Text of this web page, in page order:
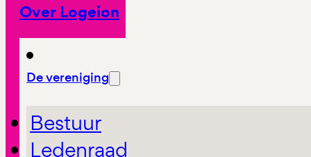
Over Logeion
De vereniging
Bestuur
Ledenraad